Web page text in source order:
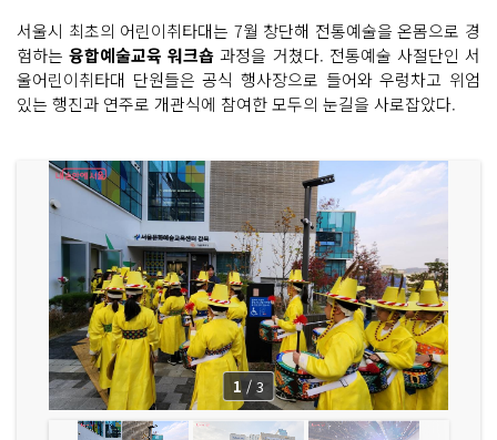
서울시 최초의 어린이취타대는 7월 창단해 전통예술을 온몸으로 경
험하는융합예술교육 워크숍 과정을 거쳤다. 전통예술 사절단인 서
울어린이취타대 단원들은 공식 행사장으로 들어와 우렁차고 위엄
있는 행진과 연주로 개관식에 참여한 모두의 눈길을 사로잡았다.
1 / 3